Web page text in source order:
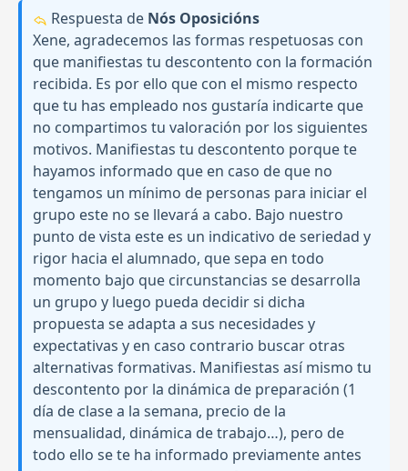
Respuesta de Nós Oposicións
Xene, agradecemos las formas respetuosas con
que manifiestas tu descontento con la formación
recibida. Es por ello que con el mismo respecto
que tu has empleado nos gustaría indicarte que
no compartimos tu valoración por los siguientes
motivos. Manifiestas tu descontento porque te
hayamos informado que en caso de que no
tengamos un mínimo de personas para iniciar el
grupo este no se llevará a cabo. Bajo nuestro
punto de vista este es un indicativo de seriedad y
rigor hacia el alumnado, que sepa en todo
momento bajo que circunstancias se desarrolla
un grupo y luego pueda decidir si dicha
propuesta se adapta a sus necesidades y
expectativas y en caso contrario buscar otras
alternativas formativas. Manifiestas así mismo tu
descontento por la dinámica de preparación (1
día de clase a la semana, precio de la
mensualidad, dinámica de trabajo…), pero de
todo ello se te ha informado previamente antes